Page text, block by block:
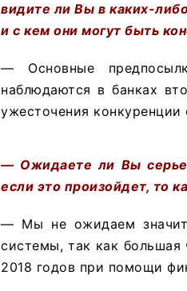
видите ли Вы в каких-
и с кем они могут быть
— Основные
наблюдаются в банках
ужесточения
— Ожидаете ли Вы
если это произойдет, то
— Мы не ожидаем
системы, так как
2018 годов при помощи